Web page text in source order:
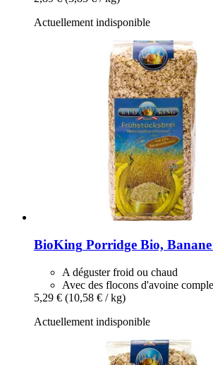
Actuellement indisponible
BioKing Porridge Bio,
A déguster froid ou chaud
Avec des flocons d'avoine
5,29 € (10,58 € / kg)
Actuellement indisponible